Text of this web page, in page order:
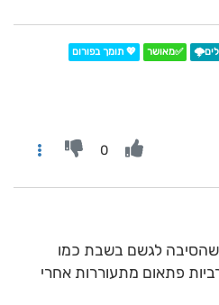
✅מאושר 💖 תומך בפורום
0
שהסיבה לגשם בשבת כמו
פתאום מתעוררות אחרי